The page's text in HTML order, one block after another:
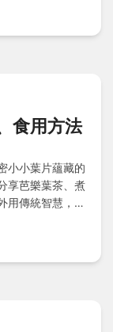
開啟你的美食
食用方法
小小葉片蘊藏的
享芭樂葉茶、煮
用傳統智慧，帶